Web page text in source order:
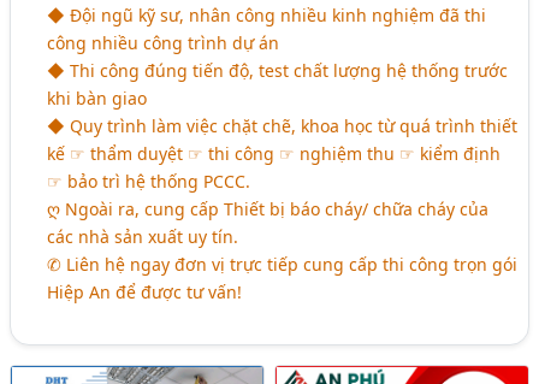
◆ Đội ngũ kỹ sư, nhân công nhiều kinh nghiệm đã thi
công nhiều công trình dự án
◆ Thi công đúng tiến độ, test chất lượng hệ thống trước
khi bàn giao
◆ Quy trình làm việc chặt chẽ, khoa học từ quá trình thiết
kế ☞ thẩm duyệt ☞ thi công ☞ nghiệm thu ☞ kiểm định
☞ bảo trì hệ thống PCCC.
ღ Ngoài ra, cung cấp Thiết bị báo cháy/ chữa cháy của
các nhà sản xuất uy tín.
✆ Liên hệ ngay đơn vị trực tiếp cung cấp thi công trọn gói
Hiệp An để được tư vấn!